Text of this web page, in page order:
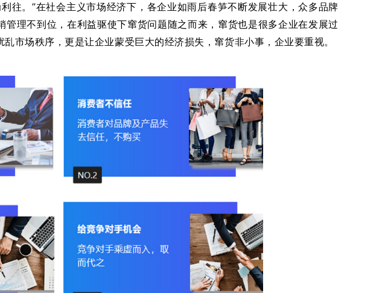
往。 ”在社会主义市场经济下，各企业如雨后春笋不断发展壮大，众多品牌
理不到位，在利益驱使下窜货问题随之而来，窜货也是很多企业在发展过
市场秩序，更是让企业蒙受巨大的经济损失，窜货非小事，企业要重视。